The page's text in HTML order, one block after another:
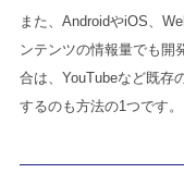
また、AndroidやiOS、
ンテンツの情報量でも開
合は、YouTubeなど既存
するのも方法の1つです。